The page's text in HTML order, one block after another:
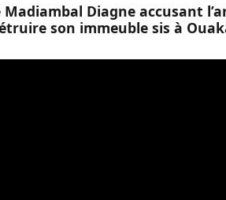
Diagne accusant
son immeuble sis à